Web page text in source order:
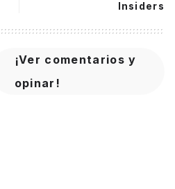
Insiders
¡Ver comentarios y
opinar!